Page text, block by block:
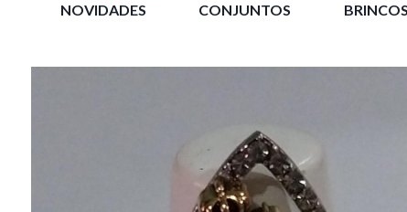
NOVIDADES CONJUNTOS BRINCOS